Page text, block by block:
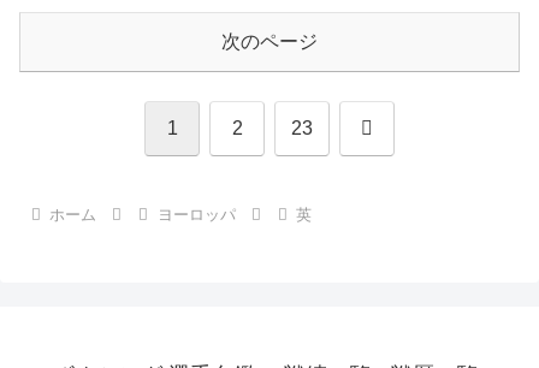
次のページ
1 2 23 次
ホーム ヨーロッパ 英